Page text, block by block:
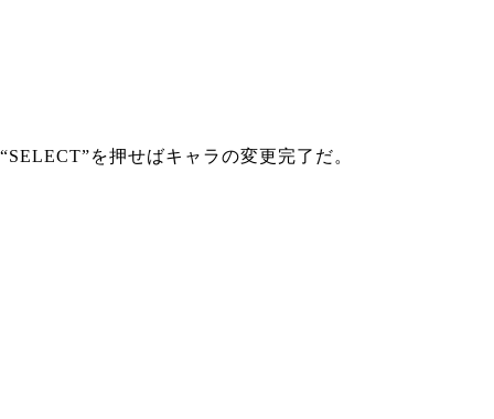
“SELECT”を押せばキャラの変更完了だ。